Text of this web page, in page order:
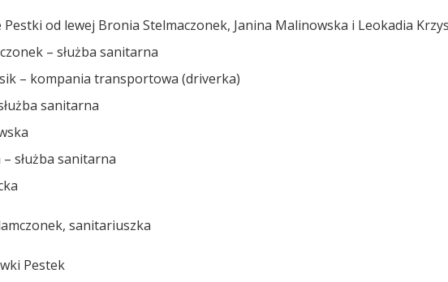
od lewej Bronia Stelmaczonek, Janina Malinowska i Leokadia
– służba sanitarna
– kompania transportowa (driverka)
sanitarna
służba sanitarna
sanitariuszka
Pestek